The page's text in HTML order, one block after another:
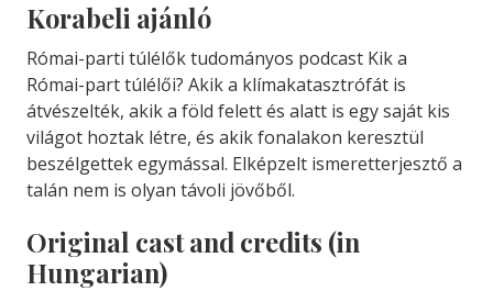
Korabeli ajánló
Római-parti túlélők tudományos podcast Kik a
Római-part túlélői? Akik a klímakatasztrófát is
átvészelték, akik a föld felett és alatt is egy saját kis
világot hoztak létre, és akik fonalakon keresztül
beszélgettek egymással. Elképzelt ismeretterjesztő a
talán nem is olyan távoli jövőből.
Original cast and credits (in
Hungarian)